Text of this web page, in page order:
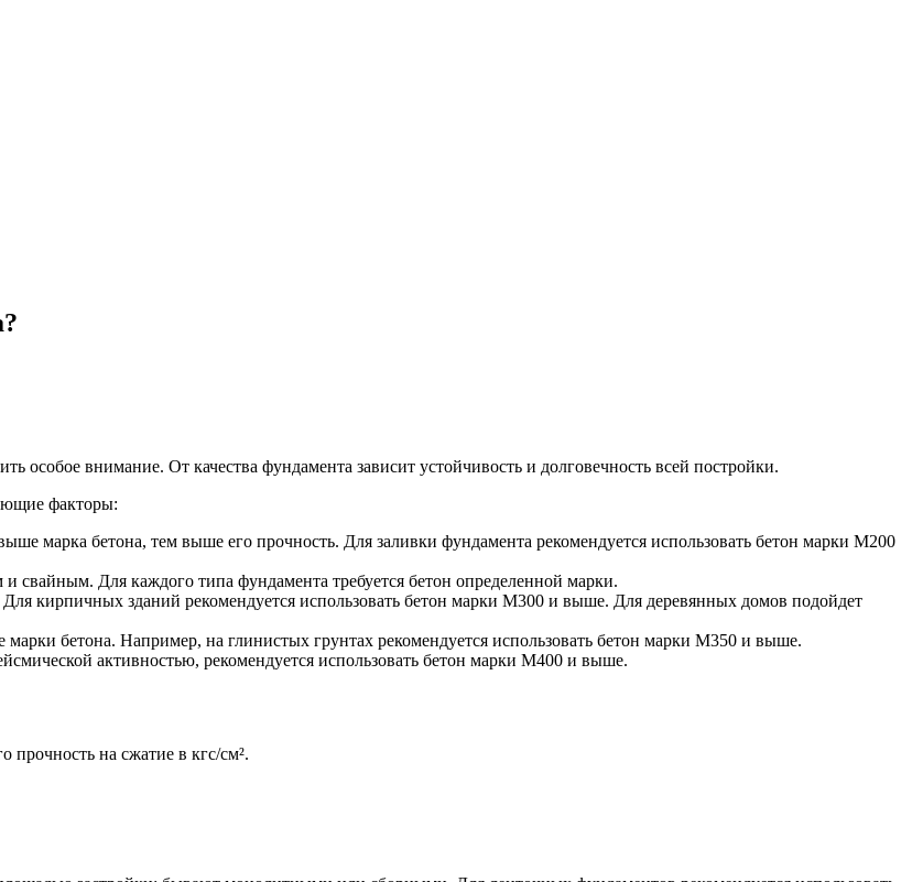
особое внимание. От качества фундамента зависит устойчивость и долговечность всей постройки.
факторы:
марка бетона, тем выше его прочность. Для заливки фундамента рекомендуется использовать бетон марки М200
Для каждого типа фундамента требуется бетон определенной марки.
кирпичных зданий рекомендуется использовать бетон марки М300 и выше. Для деревянных домов подойдет
бетона. Например, на глинистых грунтах рекомендуется использовать бетон марки М350 и выше.
активностью, рекомендуется использовать бетон марки М400 и выше.
прочность на сжатие в кгс/см².